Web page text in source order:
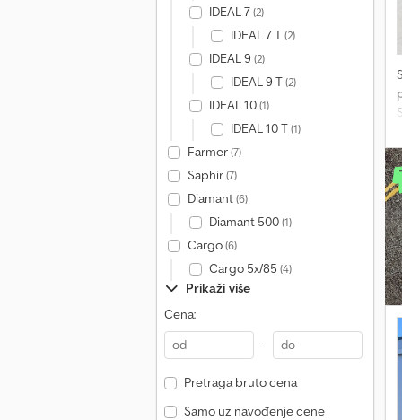
IDEAL 7(2)
IDEAL 7 T(2)
IDEAL 9 (2)
IDEAL 9 T(2)
IDEAL 10(1)
IDEAL 10 T(1)
Farmer(7)
Saphir(7)
Diamant(6)
Diamant 500(1)
Cargo(6)
Cargo 5x/85 (4)
Prikaži više
Cena:
-
Pretraga bruto cena
Samo uz navođenje cene